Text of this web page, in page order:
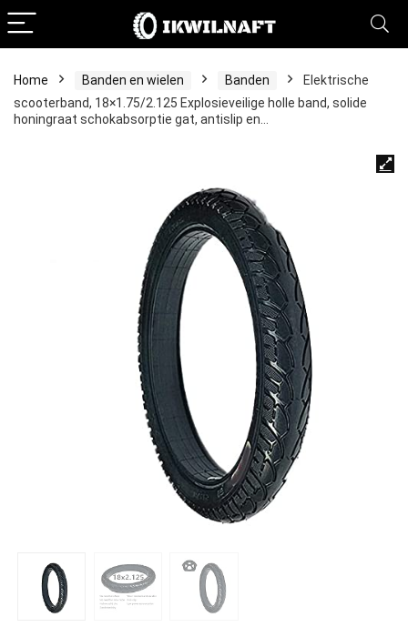
Home Banden en wielen Banden
Elektrische
scooterband, 18×1.75/2.125 Explosieveilige holle band, solide
honingraat schokabsorptie gat, antislip en…